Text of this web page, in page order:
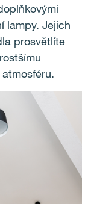
lampy. Jejich
prosvětlíte